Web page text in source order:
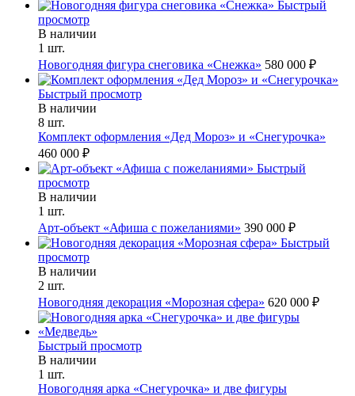
Быстрый
просмотр
В наличии
1 шт.
Новогодняя фигура снеговика «Снежка» 580 000 ₽
Быстрый просмотр
В наличии
8 шт.
Комплект оформления «Дед Мороз» и «Снегурочка»
460 000 ₽
Быстрый
просмотр
В наличии
1 шт.
Арт-объект «Афиша с пожеланиями» 390 000 ₽
Быстрый
просмотр
В наличии
2 шт.
Новогодняя декорация «Морозная сфера» 620 000 ₽
Быстрый просмотр
В наличии
1 шт.
Новогодняя арка «Снегурочка» и две фигуры